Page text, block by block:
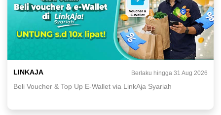
LINKAJA Berlaku hingga 31 Aug 2026
Beli Voucher & Top Up E-Wallet via LinkAja Syariah